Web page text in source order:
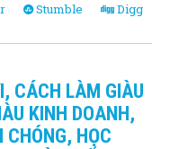
Stumble Digg
CÁCH LÀM GIÀU
KINH DOANH,
CHÓNG, HỌC